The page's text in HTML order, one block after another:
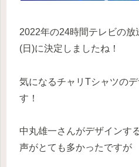
2022年の24時間テレビの放
(日)に決定しましたね！
気になるチャリTシャツの
す！
中丸雄一さんがデザインす
声がとても多かったですが